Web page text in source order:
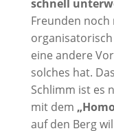
schnell
Freunden noch
eine andere
solches hat.
Schlimm ist es
mit dem
auf den Berg